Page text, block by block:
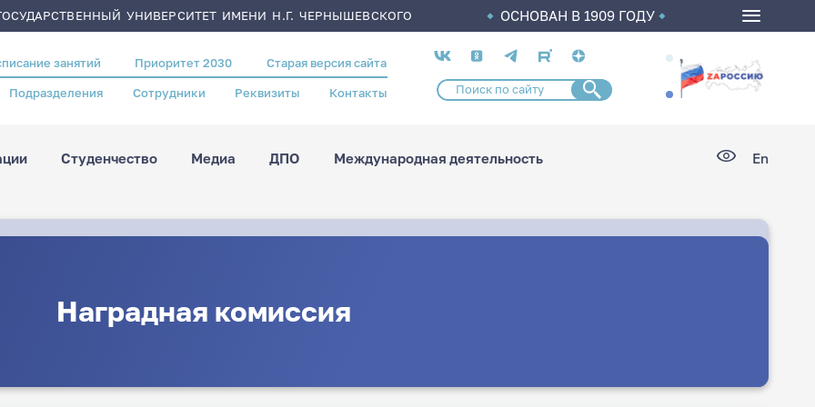
УНИВЕРСИТЕТ ИМЕНИ Н.Г. ЧЕРНЫШЕВСКОГО ОСНОВАН В 1909 ГОДУ
занятий Приоритет 2030 Старая версия сайта
Подразделения Сотрудники Реквизиты Контакты
Социальные
сети
Студенчество Медиа ДПО Международная деятельность En
Наградная комиссия